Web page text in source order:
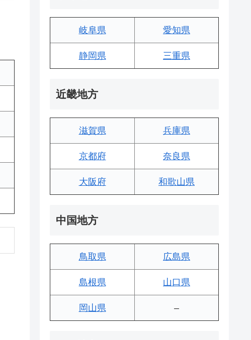
岐阜県 愛知県
静岡県 三重県
近畿地方
滋賀県 兵庫県
京都府 奈良県
大阪府 和歌山県
中国地方
鳥取県 広島県
島根県 山口県
岡山県 –